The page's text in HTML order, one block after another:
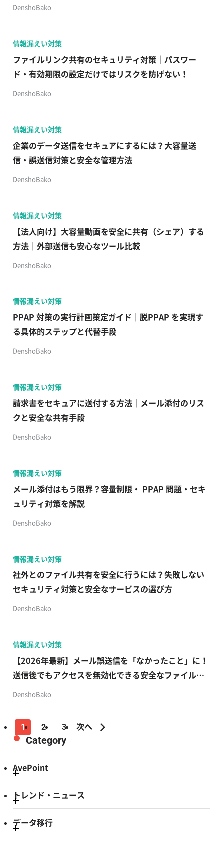
DenshoBako
情報漏えい対策
ファイルリンク共有のセキュリティ対策｜パスワー
ド・有効期限の設定だけではリスクを防げない！
DenshoBako
情報漏えい対策
企業のデータ送信をセキュアにするには？大容量送
信・誤送信対策と安全な管理方法
DenshoBako
情報漏えい対策
【法人向け】大容量動画を安全に共有（シェア）する
方法｜外部送信も安心なツール比較
DenshoBako
情報漏えい対策
PPAP 対策の実行計画策定ガイド｜脱PPAP を実現す
る具体的ステップと代替手段
DenshoBako
情報漏えい対策
請求書をセキュアに送付する方法｜メール添付のリス
クと安全な共有手段
DenshoBako
情報漏えい対策
メール添付はもう限界？容量制限・ PPAP 問題・セキ
ュリティ対策を解説
DenshoBako
情報漏えい対策
社外とのファイル共有を安全に行うには？失敗しない
セキュリティ対策と安全なサービスの選び方
DenshoBako
情報漏えい対策
【2026年最新】メール誤送信を「なかったこと」に！
送信後でもアクセスを無効化できる安全なファイル共
有術
DenshoBako
1 2 3 次へ
Category
AvePoint
トレンド・ニュース
データ移行